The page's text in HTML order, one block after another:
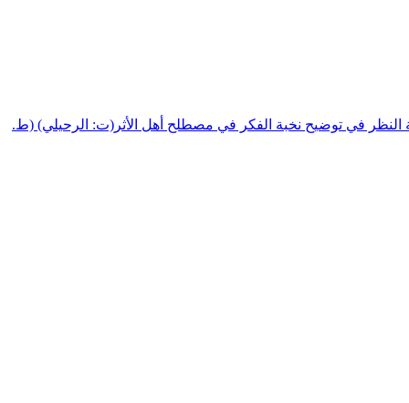
النظر في توضيح نخبة الفكر في مصطلح أهل الأثر(ت: الرحيلي) (ط.